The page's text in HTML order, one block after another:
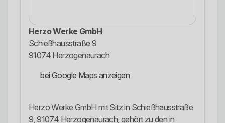
Herzo Werke GmbH
Schießhausstraße 9
91074 Herzogenaurach
bei Google Maps anzeigen
Herzo Werke GmbH mit Sitz in Schießhausstraße
9, 91074 Herzogenaurach, gehört zu den in